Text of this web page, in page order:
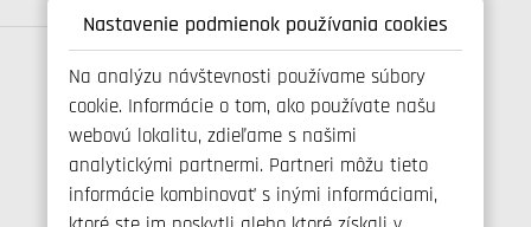
Nastavenie podmienok používania cookies
Na analýzu návštevnosti používame súbory
cookie. Informácie o tom, ako používate našu
webovú lokalitu, zdieľame s našimi
analytickými partnermi. Partneri môžu tieto
informácie kombinovať s inými informáciami,
Spojte se s námi